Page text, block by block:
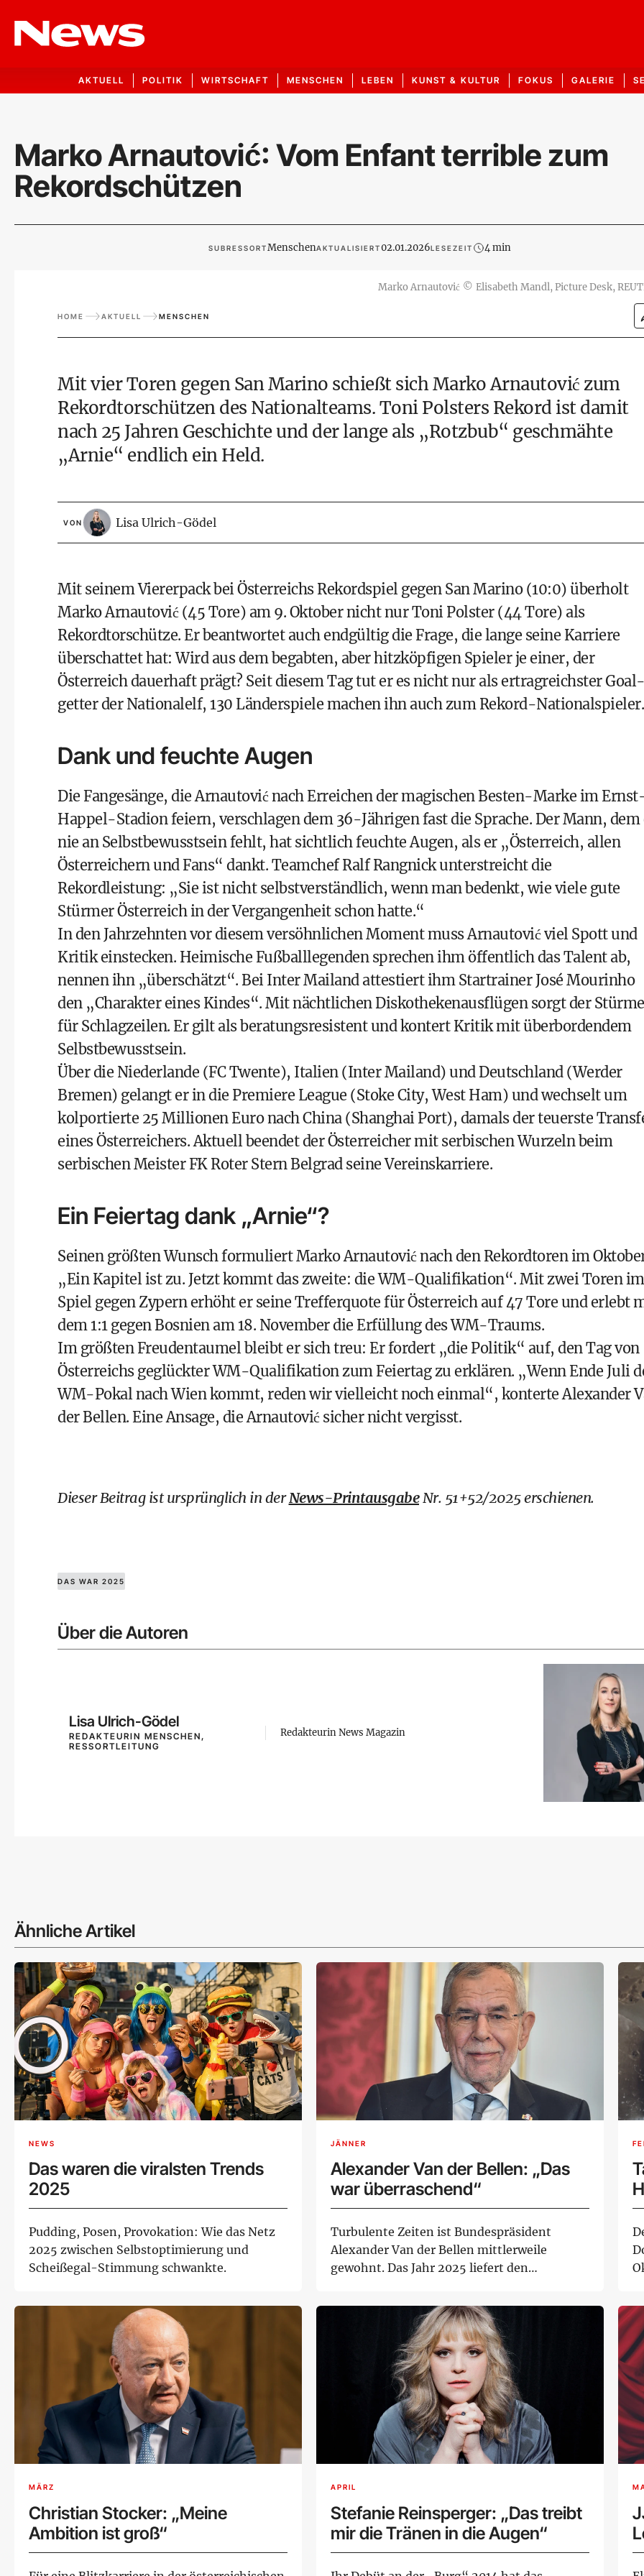
AKTUELL POLITIK WIRTSCHAFT MENSCHEN LEBEN KUNST & KULTUR FOKUS GALERIE
Marko Arnautović: Vom Enfant terrible zum
Rekordschützen
SUBRESSORTMenschenAKTUALISIERT02.01.2026LESEZEIT 4 min
Marko Arnautović © Elisabeth Mandl, Picture Desk,
HOME AKTUELL MENSCHEN
Mit vier Toren gegen San Marino schießt sich Marko Arnautović zum
Rekordtorschützen des Nationalteams. Toni Polsters Rekord ist damit
nach 25 Jahren Geschichte und der lange als „Rotzbub“ geschmähte
„Arnie“ endlich ein Held.
VON Lisa Ulrich-Gödel
Mit seinem Viererpack bei Österreichs Rekordspiel gegen San Marino (10:0) überholt
Marko Arnautović (45 Tore) am 9. Oktober nicht nur Toni Polster (44 Tore) als
Rekordtorschütze. Er beantwortet auch endgültig die Frage, die lange seine Karriere
überschattet hat: Wird aus dem begabten, aber hitzköpfigen Spieler je einer, der
Österreich dauerhaft prägt? Seit diesem Tag tut er es nicht nur als ertragreichster Goal­
getter der Nationalelf, 130 Länderspiele machen ihn auch zum Rekord-Nationalspieler.
Dank und feuchte Augen
Die Fangesänge, die Arnautović nach Erreichen der magischen Besten-Marke im
Happel-Stadion feiern, verschlagen dem 36-­Jährigen fast die Sprache. Der Mann, dem
nie an Selbstbewusstsein fehlt, hat sichtlich feuchte Augen, als er „Österreich, allen
Österreichern und Fans“ dankt. Teamchef Ralf Rangnick unterstreicht die
Rekordleistung: „Sie ist nicht selbstverständlich, wenn man bedenkt, wie viele gute
Stürmer Österreich in der Vergangenheit schon hatte.“
In den Jahrzehnten vor diesem versöhnlichen Moment muss Arnautović viel Spott und
Kritik einstecken. Heimische Fußballlegenden sprechen ihm öffentlich das Talent ab,
nennen ihn „überschätzt“. Bei Inter Mailand attestiert ihm Startrainer José Mourinho
den „Charakter eines Kindes“. Mit nächtlichen Diskothekenausflügen sorgt der
für Schlagzeilen. Er gilt als beratungsresistent und kontert Kritik mit überbordendem
Selbstbewusstsein.
Über die Niederlande (FC Twente), Italien (Inter Mailand) und Deutschland (Werder
Bremen) gelangt er in die Premiere League (Stoke City, West Ham) und wechselt um
kolportierte 25 Millionen Euro nach China (Shanghai Port), damals der teuerste
eines Österreichers. Aktuell beendet der Österreicher mit serbischen Wurzeln beim
serbischen Meister FK Roter Stern Belgrad seine Vereinskarriere.
Ein Feiertag dank „Arnie“?
Seinen größten Wunsch formuliert Marko Arnautović nach den Rekordtoren im
„Ein Kapitel ist zu. Jetzt kommt das zweite: die WM-Qualifikation“. Mit zwei Toren im
Spiel gegen Zypern erhöht er seine Trefferquote für Österreich auf 47 Tore und erlebt
dem 1:1 gegen Bosnien am 18. November die Erfüllung des WM-Traums.
Im größten Freudentaumel bleibt er sich treu: Er fordert „die Politik“ auf, den Tag von
Österreichs geglückter WM-Qualifikation zum Feiertag zu erklären. „Wenn Ende Juli
WM-Pokal nach Wien kommt, reden wir vielleicht noch einmal“, konterte Alexander
der Bellen. Eine Ansage, die Arnautović sicher nicht vergisst.
Dieser Beitrag ist ursprünglich in derNews-PrintausgabeNr. 51+52/2025 erschienen.
DAS WAR 2025
Über die Autoren
Lisa Ulrich-Gödel
REDAKTEURIN MENSCHEN,
RESSORTLEITUNG
Redakteurin News Magazin
Ähnliche Artikel
NEWS
Das waren die viralsten Trends
2025
Pudding, Posen, Provokation: Wie das Netz
2025 zwischen Selbstoptimierung und
Scheißegal-Stimmung schwankte.
JÄNNER
Alexander Van der Bellen: „Das
war überraschend“
Turbulente Zeiten ist Bundespräsident
Alexander Van der Bellen mittlerweile
gewohnt. Das Jahr 2025 liefert den
MÄRZ
Christian Stocker: „Meine
Ambition ist groß“
APRIL
Stefanie Reinsperger: „Das treibt
mir die Tränen in die Augen“